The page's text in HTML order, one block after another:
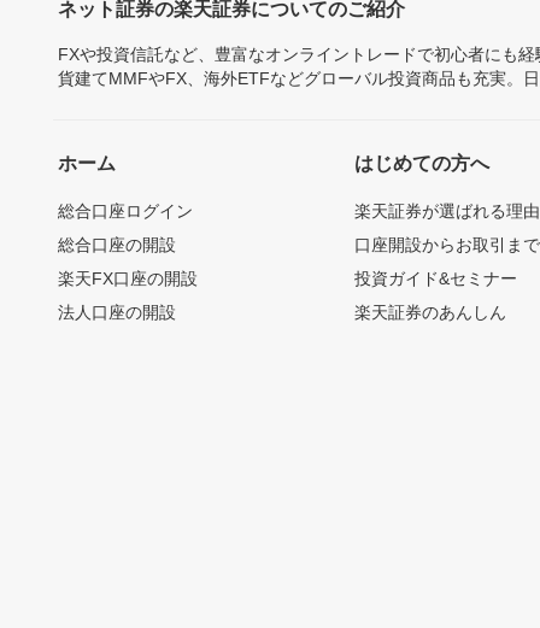
ネット証券の楽天証券についてのご紹介
FXや投資信託など、豊富なオンライントレードで初心者にも
貨建てMMFやFX、海外ETFなどグローバル投資商品も充実。
ホーム
総合口座ログイン
総合口座の開設
楽天FX口座の開設
法人口座の開設
はじめての方へ
楽天証券が選ばれる理由
口座開設からお取引ま
投資ガイド&セミナー
楽天証券のあんしん